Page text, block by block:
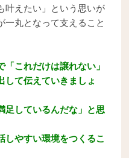
叶えたい」という思いが
一丸となって支えること
これだけは譲れない」
して伝えていきましょ
足しているんだな」と思
しやすい環境をつくるこ